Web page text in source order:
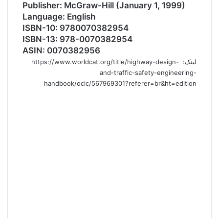
Publisher: McGraw-Hill (January 1, 1999)
Language: English
ISBN-10: 9780070382954
ISBN-13: 978-0070382954
ASIN: 0070382956
لینک: https://www.worldcat.org/title/highway-design-
and-traffic-safety-engineering-
handbook/oclc/567969301?referer=br&ht=edition